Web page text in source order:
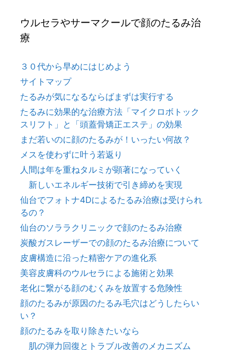
ウルセラやサーマクールで顔のたるみ治
療
３０代から早めにはじめよう
サイトマップ
たるみが気になるならばまずは実行する
たるみに効果的な治療方法「マイクロボトック
スリフト」と「頭蓋骨矯正エステ」の効果
まだ若いのに顔のたるみが！いったい何故？
メスを使わずに叶う若返り
人間は年を重ねタルミが顕著になっていく
新しいエネルギー技術で引き締めを実現
仙台でフォトナ4Dによるたるみ治療は受けられ
るの？
仙台のソララクリニックで顔のたるみ治療
炭酸ガスレーザーでの顔のたるみ治療について
皮膚構造に沿った精密ケアの進化系
美容皮膚科のウルセラによる施術と効果
老化に繋がる顔のむくみを放置する危険性
顔のたるみが原因のたるみ毛穴はどうしたらい
い？
顔のたるみを取り除きたいなら
肌の弾力回復とトラブル改善のメカニズム